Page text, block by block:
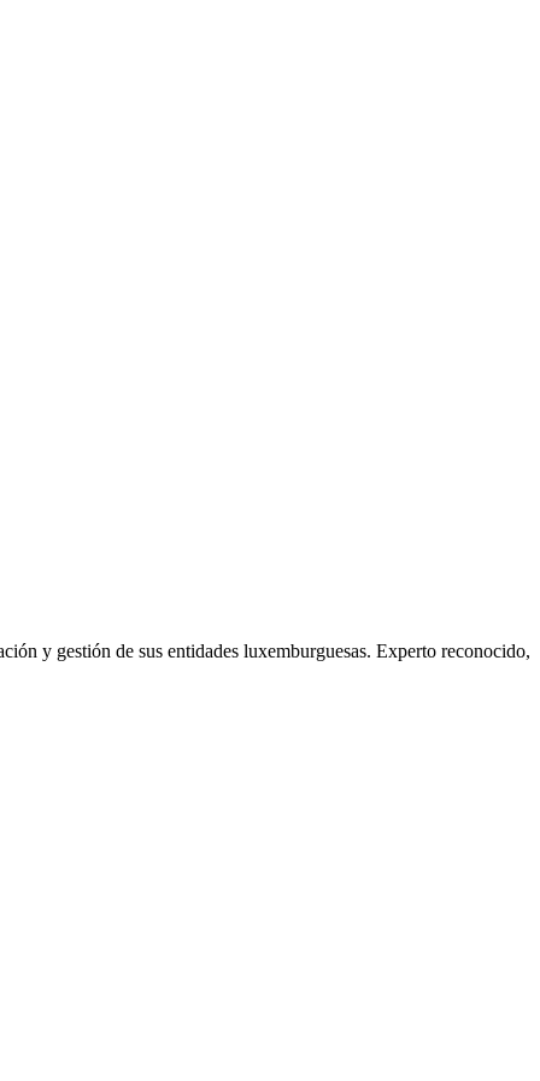
y gestión de sus entidades luxemburguesas. Experto reconocido,